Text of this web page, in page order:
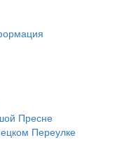
Пресне
Переулке